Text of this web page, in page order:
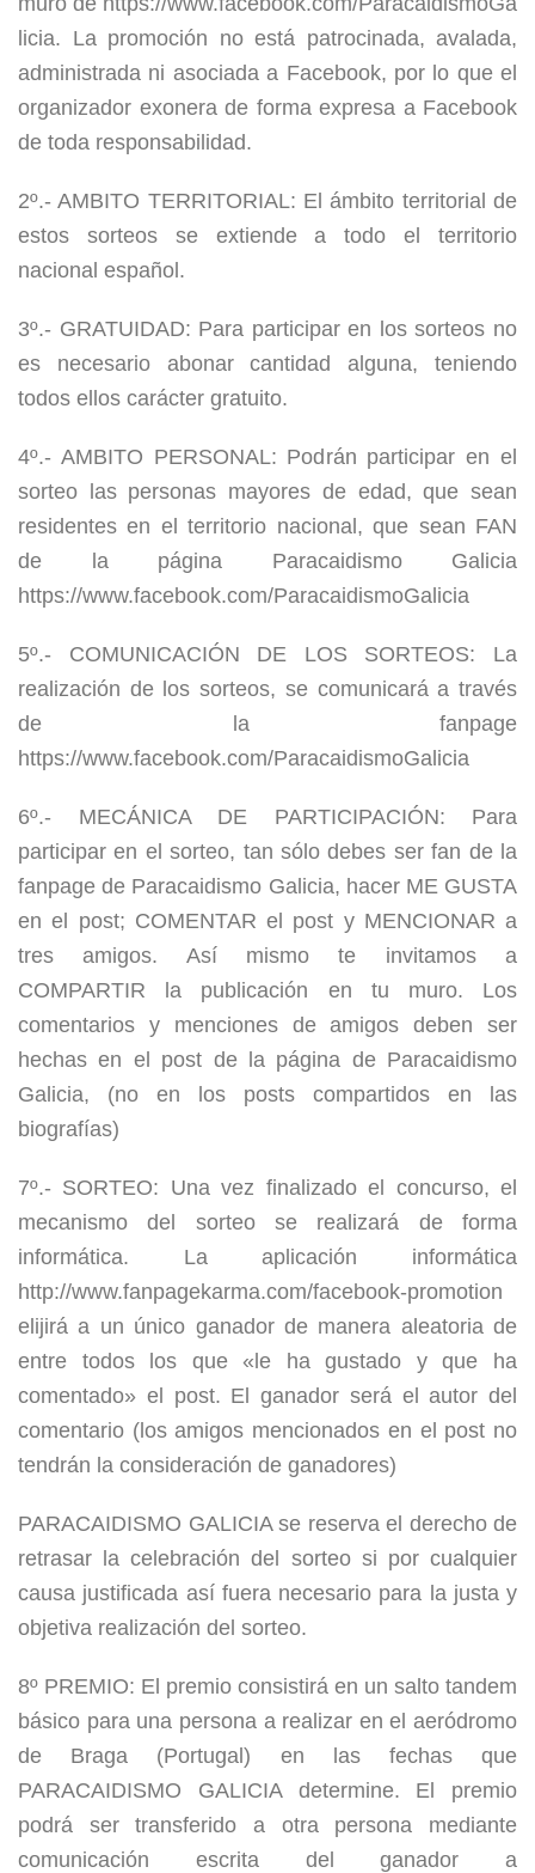
licia. La promoción no está patrocinada, avalada,
administrada ni asociada a Facebook, por lo que el
organizador exonera de forma expresa a Facebook
de toda responsabilidad.
2º.- AMBITO TERRITORIAL: El ámbito territorial de
estos sorteos se extiende a todo el territorio
nacional español.
3º.- GRATUIDAD: Para participar en los sorteos no
es necesario abonar cantidad alguna, teniendo
todos ellos carácter gratuito.
4º.- AMBITO PERSONAL: Podrán participar en el
sorteo las personas mayores de edad, que sean
residentes en el territorio nacional, que sean FAN
de la página Paracaidismo Galicia
https://www.facebook.com/ParacaidismoGalicia
5º.- COMUNICACIÓN DE LOS SORTEOS: La
realización de los sorteos, se comunicará a través
de la fanpage
https://www.facebook.com/ParacaidismoGalicia
6º.- MECÁNICA DE PARTICIPACIÓN: Para
participar en el sorteo, tan sólo debes ser fan de la
fanpage de Paracaidismo Galicia, hacer ME GUSTA
en el post; COMENTAR el post y MENCIONAR a
tres amigos. Así mismo te invitamos a
COMPARTIR la publicación en tu muro. Los
comentarios y menciones de amigos deben ser
hechas en el post de la página de Paracaidismo
Galicia, (no en los posts compartidos en las
biografías)
7º.- SORTEO: Una vez finalizado el concurso, el
mecanismo del sorteo se realizará de forma
informática. La aplicación informática
http://www.fanpagekarma.com/facebook-promotion
elijirá a un único ganador de manera aleatoria de
entre todos los que «le ha gustado y que ha
comentado» el post. El ganador será el autor del
comentario (los amigos mencionados en el post no
tendrán la consideración de ganadores)
PARACAIDISMO GALICIA se reserva el derecho de
retrasar la celebración del sorteo si por cualquier
causa justificada así fuera necesario para la justa y
objetiva realización del sorteo.
8º PREMIO: El premio consistirá en un salto tandem
básico para una persona a realizar en el aeródromo
de Braga (Portugal) en las fechas que
PARACAIDISMO GALICIA determine. El premio
podrá ser transferido a otra persona mediante
comunicación escrita del ganador a